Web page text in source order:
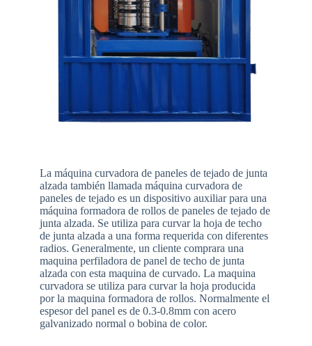
La máquina curvadora de paneles de tejado de junta
alzada también llamada máquina curvadora de
paneles de tejado es un dispositivo auxiliar para una
máquina formadora de rollos de paneles de tejado de
junta alzada. Se utiliza para curvar la hoja de techo
de junta alzada a una forma requerida con diferentes
radios. Generalmente, un cliente comprara una
maquina perfiladora de panel de techo de junta
alzada con esta maquina de curvado. La maquina
curvadora se utiliza para curvar la hoja producida
por la maquina formadora de rollos. Normalmente el
espesor del panel es de 0.3-0.8mm con acero
galvanizado normal o bobina de color.